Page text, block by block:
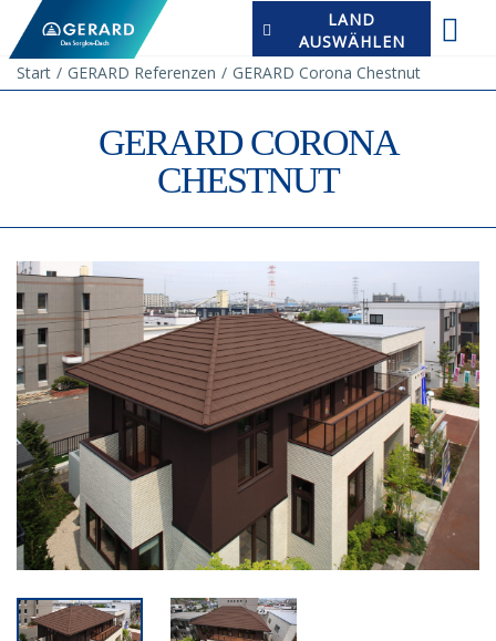
LAND
AUSWÄHLEN
Start
GERARD Referenzen GERARD Corona Chestnut
GERARD CORONA
CHESTNUT